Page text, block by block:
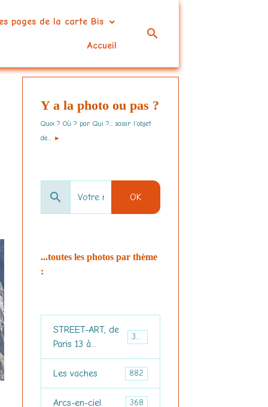
pages de la carte Bis
Accueil
Y a la photo ou pas ?
Quoi ? Où ? par Qui ?... saisir l'objet
de... ►
OK
...toutes les photos par thème
:
STREET-ART, de
Paris 13 à...
3694
Les vaches 882
Arcs-en-ciel 368